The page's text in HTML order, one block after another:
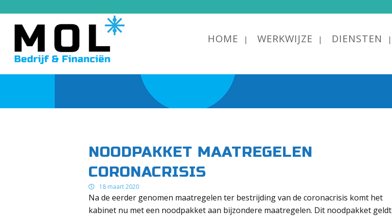
HOME WERKWIJZE DIENSTEN
NOODPAKKET MAATREGELEN
CORONACRISIS
18 maart 2020
Na de eerder genomen maatregelen ter bestrijding van de coronacrisis komt het
kabinet nu met een noodpakket aan bijzondere maatregelen. Dit noodpakket geldt